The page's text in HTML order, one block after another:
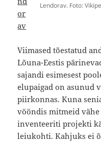
Lendorav. Foto:
or
av
Viimased tõestatud
Lõuna-Eestis
sajandi esimesest
elupaigad on asunud
piirkonnas. Kuna
vööndis mitmeid
inventeeriti projekti
leiukohti. Kahjuks ei